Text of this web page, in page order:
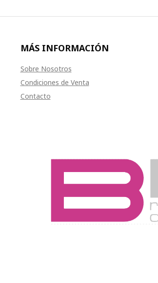
MÁS INFORMACIÓN
Sobre Nosotros
Condiciones de Venta
Contacto